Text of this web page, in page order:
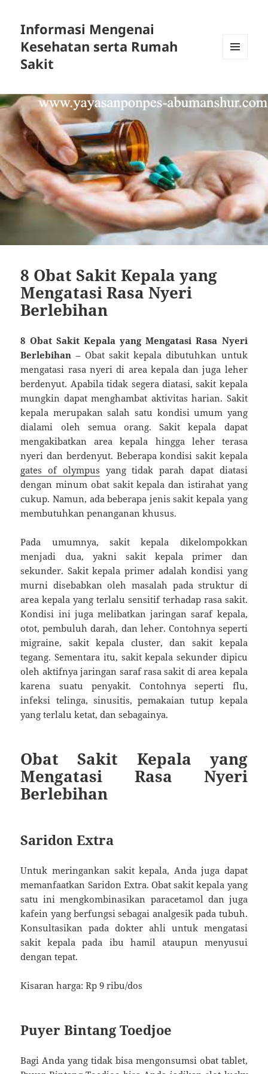
Informasi Mengenai
Kesehatan serta Rumah
Sakit
8 Obat Sakit Kepala yang
Mengatasi Rasa Nyeri
Berlebihan
8 Obat Sakit Kepala yang Mengatasi Rasa Nyeri
Berlebihan – Obat sakit kepala dibutuhkan untuk
mengatasi rasa nyeri di area kepala dan juga leher
berdenyut. Apabila tidak segera diatasi, sakit kepala
mungkin dapat menghambat aktivitas harian. Sakit
kepala merupakan salah satu kondisi umum yang
dialami oleh semua orang. Sakit kepala dapat
mengakibatkan area kepala hingga leher terasa
nyeri dan berdenyut. Beberapa kondisi sakit kepala
gates of olympus yang tidak parah dapat diatasi
dengan minum obat sakit kepala dan istirahat yang
cukup. Namun, ada beberapa jenis sakit kepala yang
membutuhkan penanganan khusus.
Pada umumnya, sakit kepala dikelompokkan
menjadi dua, yakni sakit kepala primer dan
sekunder. Sakit kepala primer adalah kondisi yang
murni disebabkan oleh masalah pada struktur di
area kepala yang terlalu sensitif terhadap rasa sakit.
Kondisi ini juga melibatkan jaringan saraf kepala,
otot, pembuluh darah, dan leher. Contohnya seperti
migraine, sakit kepala cluster, dan sakit kepala
tegang. Sementara itu, sakit kepala sekunder dipicu
oleh aktifnya jaringan saraf rasa sakit di area kepala
karena suatu penyakit. Contohnya seperti flu,
infeksi telinga, sinusitis, pemakaian tutup kepala
yang terlalu ketat, dan sebagainya.
Obat Sakit Kepala yang
Mengatasi Rasa Nyeri
Berlebihan
Saridon Extra
Untuk meringankan sakit kepala, Anda juga dapat
memanfaatkan Saridon Extra. Obat sakit kepala yang
satu ini mengkombinasikan paracetamol dan juga
kafein yang berfungsi sebagai analgesik pada tubuh.
Konsultasikan pada dokter ahli untuk mengatasi
sakit kepala pada ibu hamil ataupun menyusui
dengan tepat.
Kisaran harga: Rp 9 ribu/dos
Puyer Bintang Toedjoe
Bagi Anda yang tidak bisa mengonsumsi obat tablet,